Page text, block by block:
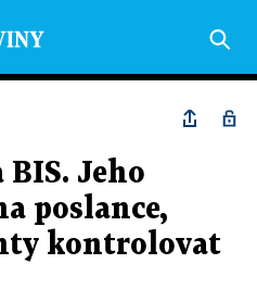
Jeho
poslance,
kontrolovat